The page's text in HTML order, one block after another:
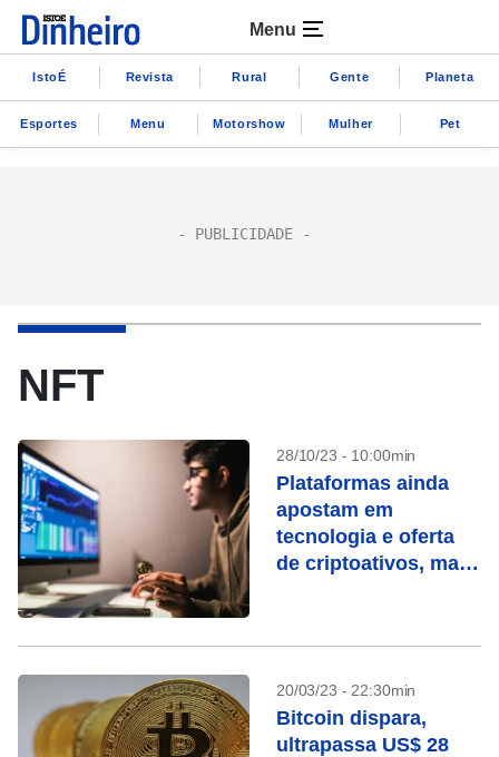
Menu
IstoÉ Revista Rural Gente Planeta
Esportes Menu Motorshow Mulher Pet
NFT
28/10/23 - 10:00min
Plataformas ainda
apostam em
tecnologia e oferta
de criptoativos, mas
20/03/23 - 22:30min
Bitcoin dispara,
ultrapassa US$ 28